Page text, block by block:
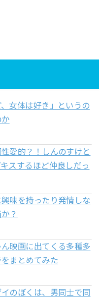
、女体は好き」というの
愛的？！しんのすけと
スするほど仲良しだっ
味を持ったり発情しな
？
映画に出てくる多種多
まとめてみた
のぼくは、男同士で同